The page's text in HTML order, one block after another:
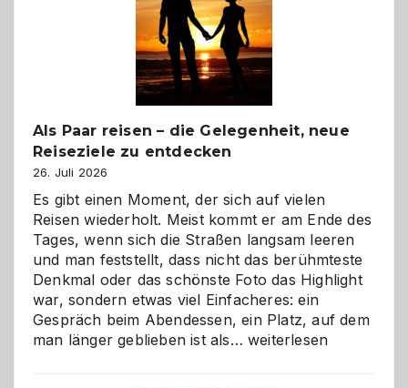
Als Paar reisen – die Gelegenheit, neue
Reiseziele zu entdecken
26. Juli 2026
Es gibt einen Moment, der sich auf vielen
Reisen wiederholt. Meist kommt er am Ende des
Tages, wenn sich die Straßen langsam leeren
und man feststellt, dass nicht das berühmteste
Denkmal oder das schönste Foto das Highlight
war, sondern etwas viel Einfacheres: ein
Gespräch beim Abendessen, ein Platz, auf dem
man länger geblieben ist als… Als
weiterlesen